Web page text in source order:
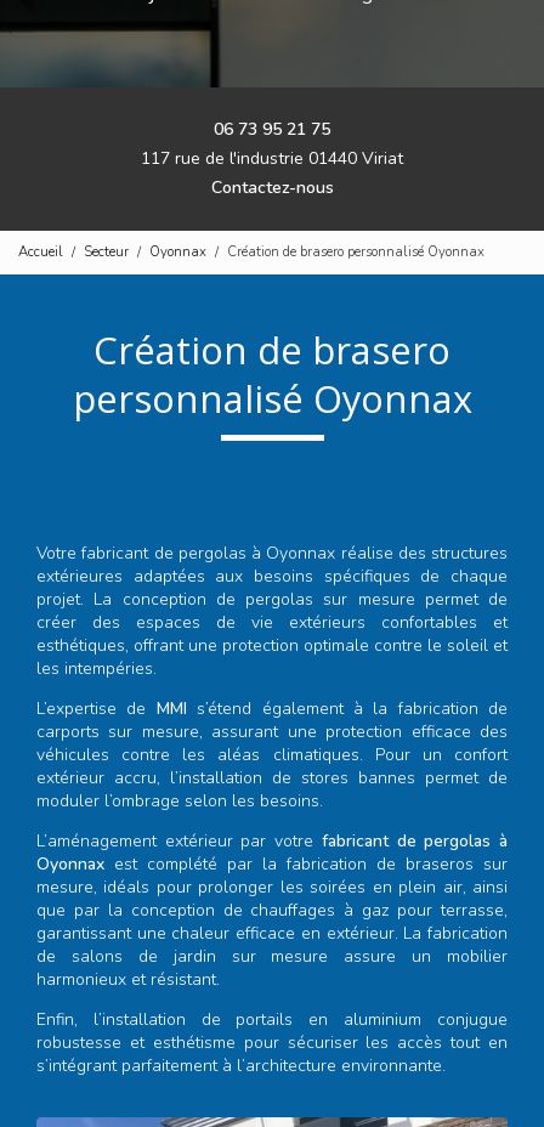
06 73 95 21 75
117 rue de l'industrie 01440 Viriat
Contactez-nous
Accueil Secteur Oyonnax Création de brasero personnalisé Oyonnax
Création de brasero
personnalisé Oyonnax
Votre fabricant de pergolas à Oyonnax réalise des structures
extérieures adaptées aux besoins spécifiques de chaque
projet. La conception de pergolas sur mesure permet de
créer des espaces de vie extérieurs confortables et
esthétiques, offrant une protection optimale contre le soleil et
les intempéries.
L’expertise de MMIs’étend également à la fabrication de
carports sur mesure, assurant une protection efficace des
véhicules contre les aléas climatiques. Pour un confort
extérieur accru, l’installation de stores bannes permet de
moduler l’ombrage selon les besoins.
L’aménagement extérieur par votre fabricant de pergolas à
Oyonnax est complété par la fabrication de braseros sur
mesure, idéals pour prolonger les soirées en plein air, ainsi
que par la conception de chauffages à gaz pour terrasse,
garantissant une chaleur efficace en extérieur. La fabrication
de salons de jardin sur mesure assure un mobilier
harmonieux et résistant.
Enfin, l’installation de portails en aluminium conjugue
robustesse et esthétisme pour sécuriser les accès tout en
s’intégrant parfaitement à l’architecture environnante.